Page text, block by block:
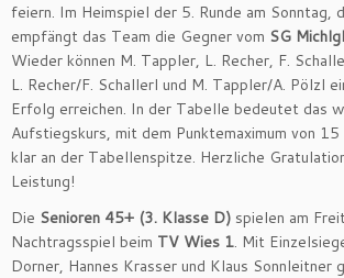
feiern. Im Heimspiel der 5. Runde am Sonntag,
empfängt das Team die Gegner vom SG
Wieder können M. Tappler, L. Recher, F.
L. Recher/F. Schallerl und M. Tappler/A. Pölzl
Erfolg erreichen. In der Tabelle bedeutet das
Aufstiegskurs, mit dem Punktemaximum von
klar an der Tabellenspitze. Herzliche
Leistung!
Die Senioren 45+ (3. Klasse D) spielen am
Nachtragsspiel beim TV Wies 1. Mit
Dorner, Hannes Krasser und Klaus Sonnleitner